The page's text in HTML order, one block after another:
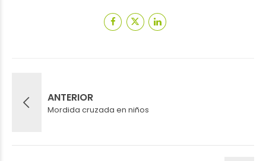
ANTERIOR
Mordida cruzada en niños